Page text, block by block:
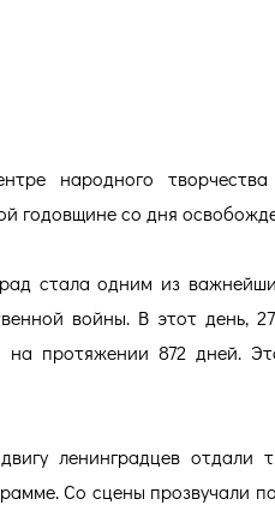
народного творчества
годовщине со дня
стала одним из
войны. В этот день,
на протяжении 872 дней.
ленинградцев отдали
Со сцены прозвучали